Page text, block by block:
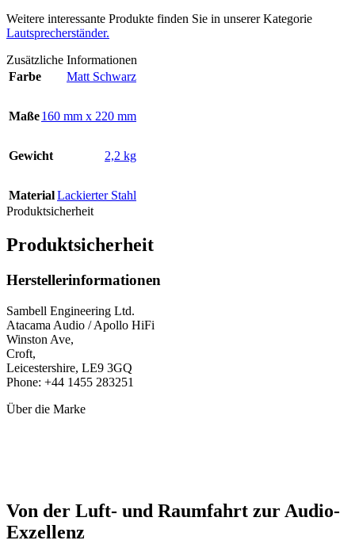
Weitere interessante Produkte finden Sie in unserer Kategorie
Lautsprecherständer.
Zusätzliche Informationen
Farbe
Matt Schwarz
Maße160 mm x 220 mm
Gewicht 2,2 kg
MaterialLackierter Stahl
Produktsicherheit
Produktsicherheit
Herstellerinformationen
Sambell Engineering Ltd.
Atacama Audio / Apollo HiFi
Winston Ave,
Croft,
Leicestershire, LE9 3GQ
Phone: +44 1455 283251
Über die Marke
Von der Luft- und Raumfahrt zur Audio-
Exzellenz